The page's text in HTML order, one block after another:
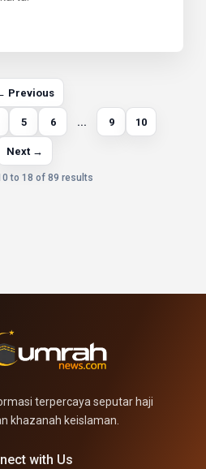
Previous
5 6 ... 9 10
Next →
to 18 of 89 results
terpercaya seputar haji
khazanah keislaman.
with Us